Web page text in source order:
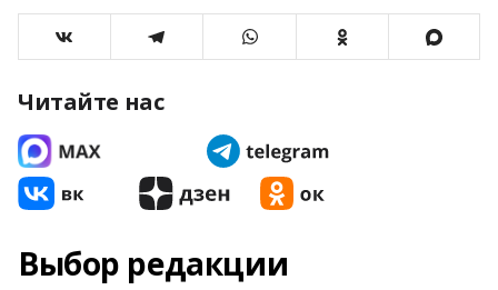
Читайте нас
Выбор редакции